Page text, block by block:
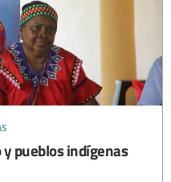
pueblos indígenas